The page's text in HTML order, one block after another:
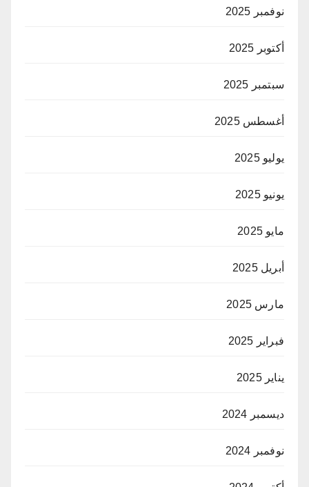
نوفمبر 2025
أكتوبر 2025
سبتمبر 2025
أغسطس 2025
يوليو 2025
يونيو 2025
مايو 2025
أبريل 2025
مارس 2025
فبراير 2025
يناير 2025
ديسمبر 2024
نوفمبر 2024